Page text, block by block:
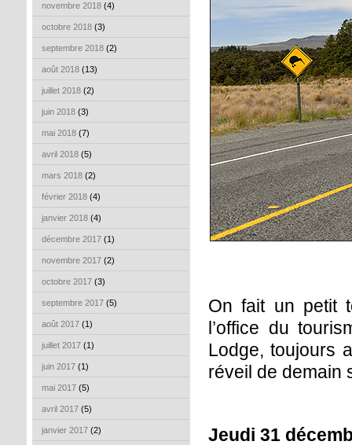
novembre 2018 (4)
octobre 2018 (3)
septembre 2018 (2)
août 2018 (13)
juillet 2018 (2)
juin 2018 (3)
mai 2018 (7)
avril 2018 (5)
mars 2018 (2)
février 2018 (4)
janvier 2018 (4)
décembre 2017 (1)
novembre 2017 (2)
octobre 2017 (3)
septembre 2017 (5)
août 2017 (1)
juillet 2017 (1)
juin 2017 (1)
mai 2017 (5)
avril 2017 (5)
janvier 2017 (2)
On fait un petit
l’office du
Lodge, toujours
réveil de demain
Jeudi 31